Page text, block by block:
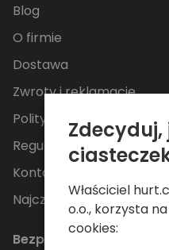
Blog
O firmie
Dostawa
Zwroty i reklamacje
Polityka Prywatności
Regulamin
Kontakt
Najczęściej zadawane
Bezpieczne płatności
Właściciel
o.o., korzysta
cookies: